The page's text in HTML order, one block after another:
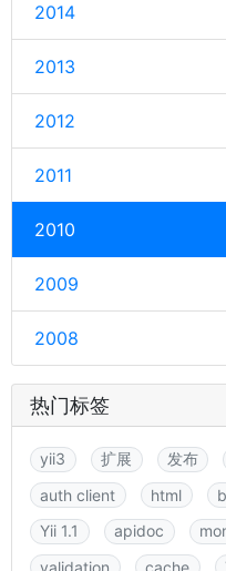
2014
2013
2012
2011
2010
2009
2008
热门标签
yii3 扩展 发布
auth client
html
Yii 1.1
apidoc
validation
cache